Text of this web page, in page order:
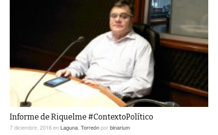
Informe de Riquelme #ContextoPolítico
7 diciembre, 2016en Laguna Torreónporbinarium